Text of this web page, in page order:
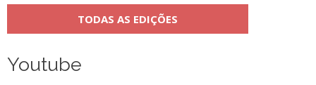
TODAS AS EDIÇÕES
Youtube